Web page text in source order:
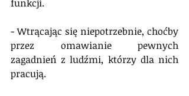
funkcji.
- Wtrącając się niepotrzebnie, choćby
przez omawianie pewnych
zagadnień z ludźmi, którzy dla nich
pracują.